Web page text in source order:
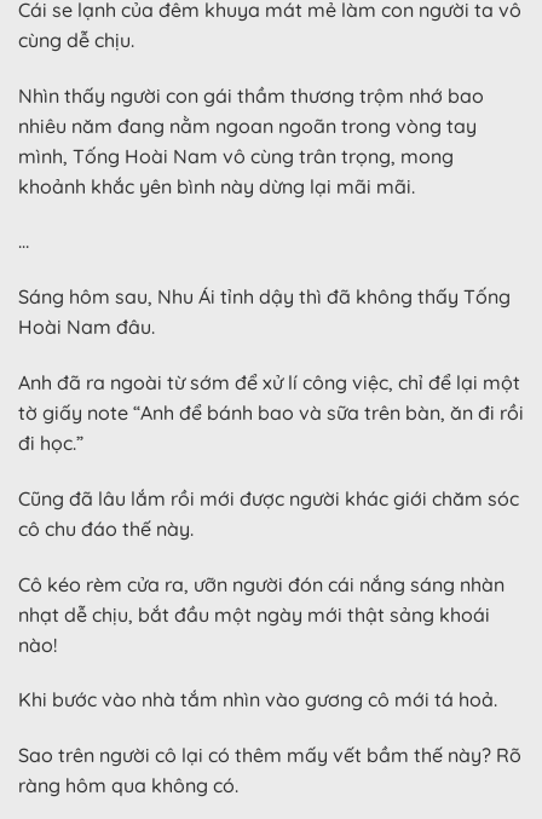
Cái se lạnh của đêm khuya mát mẻ làm con người ta vô
cùng dễ chịu.
Nhìn thấy người con gái thầm thương trộm nhớ bao
nhiêu năm đang nằm ngoan ngoãn trong vòng tay
mình, Tống Hoài Nam vô cùng trân trọng, mong
khoảnh khắc yên bình này dừng lại mãi mãi.
…
Sáng hôm sau, Nhu Ái tỉnh dậy thì đã không thấy Tống
Hoài Nam đâu.
Anh đã ra ngoài từ sớm để xử lí công việc, chỉ để lại một
tờ giấy note “Anh để bánh bao và sữa trên bàn, ăn đi rồi
đi học.”
Cũng đã lâu lắm rồi mới được người khác giới chăm sóc
cô chu đáo thế này.
Cô kéo rèm cửa ra, ưỡn người đón cái nắng sáng nhàn
nhạt dễ chịu, bắt đầu một ngày mới thật sảng khoái
nào!
Khi bước vào nhà tắm nhìn vào gương cô mới tá hoả.
Sao trên người cô lại có thêm mấy vết bầm thế này? Rõ
ràng hôm qua không có.